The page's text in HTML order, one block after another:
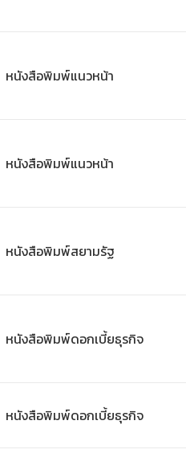
หนังสือพิมพ์แนวหน้า
หนังสือพิมพ์แนวหน้า
หนังสือพิมพ์สยามรัฐ
หนังสือพิมพ์ดอกเบี้ยธุรกิจ
หนังสือพิมพ์ดอกเบี้ยธุรกิจ